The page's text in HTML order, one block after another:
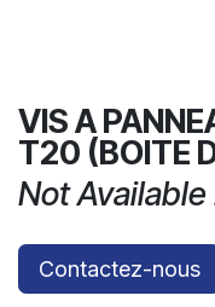
VIS A
T20 (BOITE
Not Available
Contactez-nous